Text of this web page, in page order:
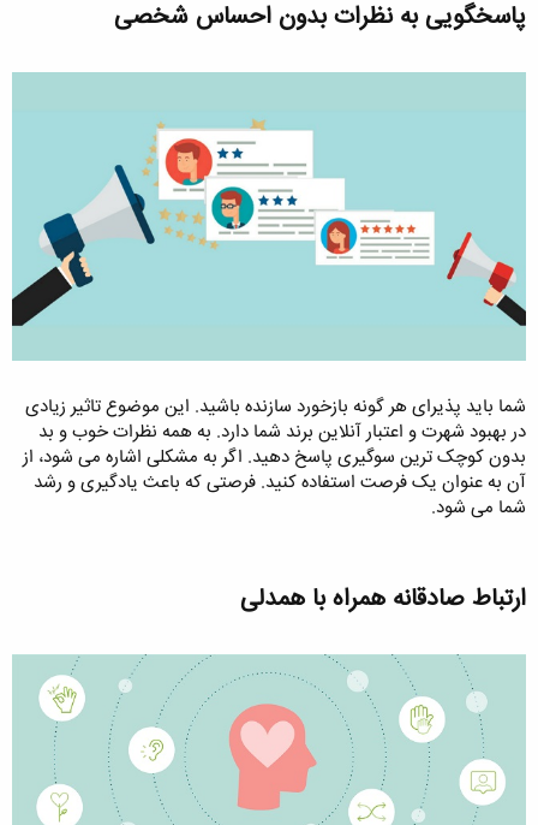
پاسخگویی به نظرات بدون احساس شخصی​
شما باید پذیرای هر گونه بازخورد سازنده باشید. این موضوع تاثیر زیادی
در بهبود شهرت و اعتبار آنلاین برند شما دارد. به همه نظرات خوب و بد
بدون کوچک ترین سوگیری پاسخ دهید. اگر به مشکلی اشاره می شود، از
آن به عنوان یک فرصت استفاده کنید. فرصتی که باعث یادگیری و رشد
شما می شود.
ارتباط صادقانه همراه با همدلی​